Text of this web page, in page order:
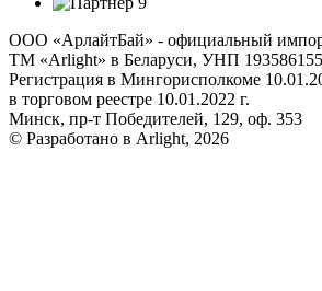
ООО «АрлайтБай» - официальный
ТМ «Arlight» в Беларуси, УНП 193586155
Регистрация в Мингорисполкоме
в торговом реестре 10.01.2022 г.
Минск, пр-т Победителей, 129, оф. 353
© Разработано в Arlight, 2026